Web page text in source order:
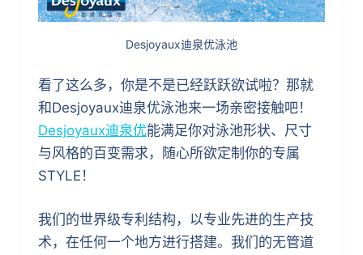
Desjoyaux迪泉优泳池
看了这么多，你是不是已经跃跃欲试啦？那就
和Desjoyaux迪泉优泳池来一场亲密接触吧！
Desjoyaux迪泉优能满足你对泳池形状、尺寸
与风格的百变需求，随心所欲定制你的专属
STYLE！
我们的世界级专利结构，以专业先进的生产技
术，在任何一个地方进行搭建。我们的无管道